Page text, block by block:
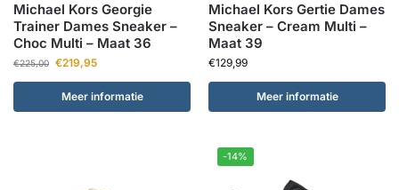
Michael Kors Georgie
Trainer Dames Sneaker –
Choc Multi – Maat 36
€225,00 €219,95
Meer informatie
Michael Kors Gertie Dames
Sneaker – Cream Multi –
Maat 39
€129,99
Meer informatie
-14%